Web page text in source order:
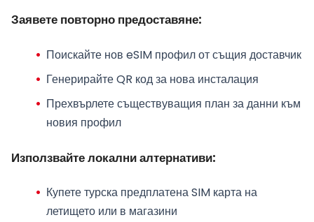
Заявете повторно предоставяне:
Поискайте нов eSIM профил от същия доставчик
Генерирайте QR код за нова инсталация
Прехвърлете съществуващия план за данни към
новия профил
Използвайте локални алтернативи:
Купете турска предплатена SIM карта на
летището или в магазини